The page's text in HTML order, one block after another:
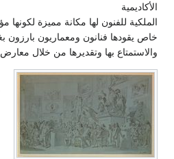
الأكاديمية
الملكية للفنون لها مكانة مميزة
خاص يقودها فنانون ومعماريون
والاستمتاع بها وتقديرها من خلال معارض